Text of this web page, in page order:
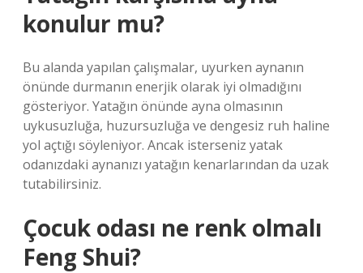
konulur mu?
Bu alanda yapılan çalışmalar, uyurken aynanın
önünde durmanın enerjik olarak iyi olmadığını
gösteriyor. Yatağın önünde ayna olmasının
uykusuzluğa, huzursuzluğa ve dengesiz ruh haline
yol açtığı söyleniyor. Ancak isterseniz yatak
odanızdaki aynanızı yatağın kenarlarından da uzak
tutabilirsiniz.
Çocuk odası ne renk olmalı
Feng Shui?